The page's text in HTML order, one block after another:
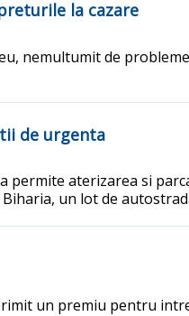
la cazare
nemultumit de
de urgenta
permite aterizarea si
un lot de
un premiu pentru